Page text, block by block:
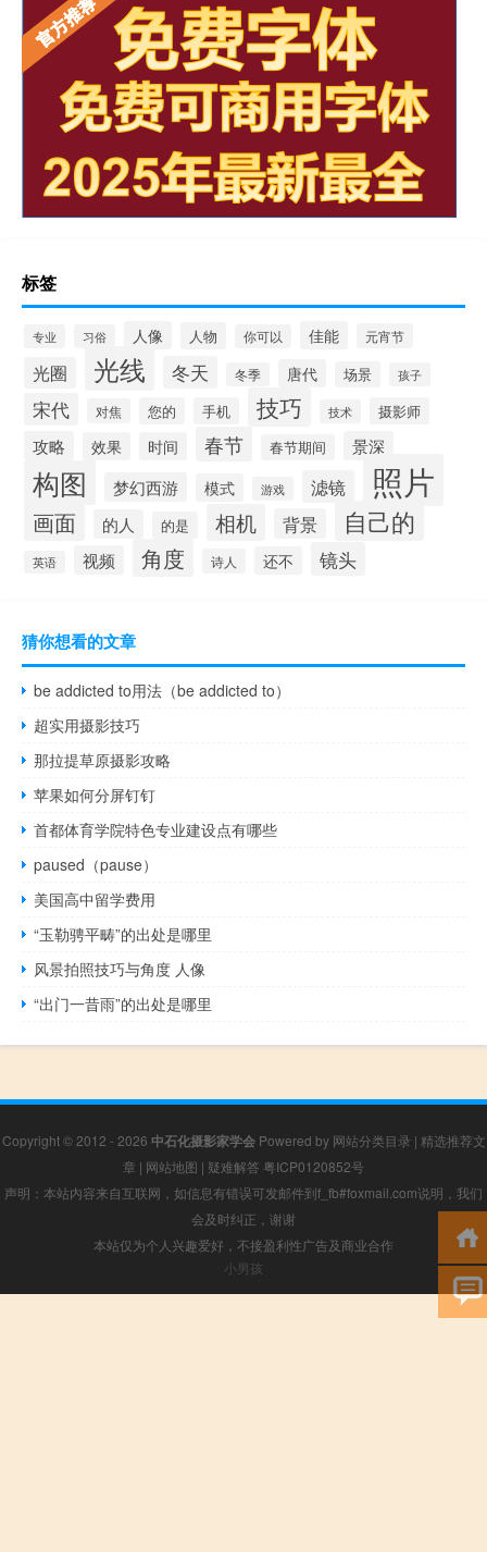
标签
专业 习俗 人像 人物 你可以 佳能 元宵节
光圈 光线 冬天 冬季 唐代 场景 孩子
宋代 对焦 您的 手机 技巧 技术 摄影师
攻略 效果 时间 春节 春节期间 景深
构图 梦幻西游 模式 游戏 滤镜 照片
画面 的人 的是 相机 背景 自己的
英语 视频 角度 诗人 还不 镜头
猜你想看的文章
be addicted to用法（be addicted to）
超实用摄影技巧
那拉提草原摄影攻略
苹果如何分屏钉钉
首都体育学院特色专业建设点有哪些
paused（pause）
美国高中留学费用
“玉勒骋平畴”的出处是哪里
风景拍照技巧与角度 人像
“出门一昔雨”的出处是哪里
Copyright © 2012 - 2026 中石化摄影家学会Powered by 网站分类目录 | 精选推荐文
章 | 网站地图 | 疑难解答 粤ICP0120852号
声明：本站内容来自互联网，如信息有错误可发邮件到f_fb#foxmail.com说明，我们
会及时纠正，谢谢
本站仅为个人兴趣爱好，不接盈利性广告及商业合作
小男孩